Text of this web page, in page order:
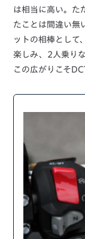
は相当に高い。た
たことは間違い無
ットの相棒として
楽しみ、2人乗り
この広がりこそ